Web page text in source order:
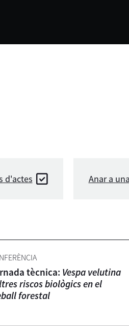
d'actes Anar a
tècnica: Vespa velutina
riscos biològics en el
forestal